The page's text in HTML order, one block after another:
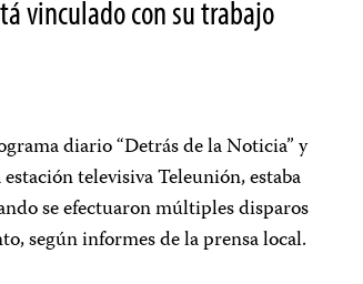
vinculado con su trabajo
diario “Detrás de la Noticia” y
televisiva Teleunión, estaba
se efectuaron múltiples disparos
según informes de la prensa local.